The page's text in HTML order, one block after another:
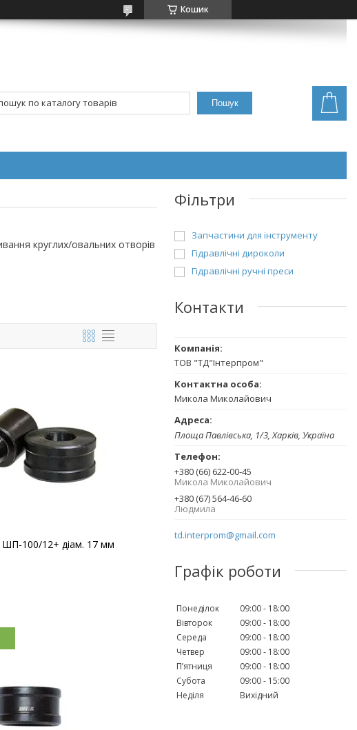
Кошик
Пошук
круглих/овальних отворів
100/12+ діам. 17 мм
Фільтри
Запчастини для інструменту
Гідравлічні дироколи
Гідравлічні ручні преси
Контакти
ТОВ "ТД"Інтерпром"
Микола Миколайович
Площа Павлівська, 1/3, Харків, Україна
+380 (66) 622-00-45
Микола Миколайович
+380 (67) 564-46-60
Людмила
td.interprom@gmail.com
Графік роботи
Понеділок 09:00
18:00
Вівторок
09:00
18:00
Середа
09:00
18:00
Четвер
09:00
18:00
Пʼятниця
09:00
18:00
Субота
09:00
15:00
Неділя
Вихідний